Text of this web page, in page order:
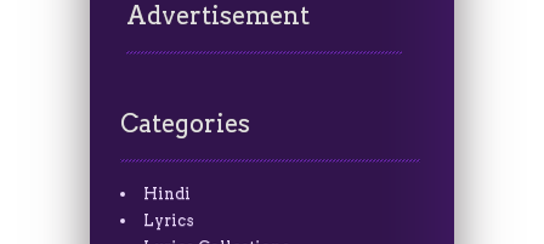
Advertisement
Categories
Hindi
Lyrics